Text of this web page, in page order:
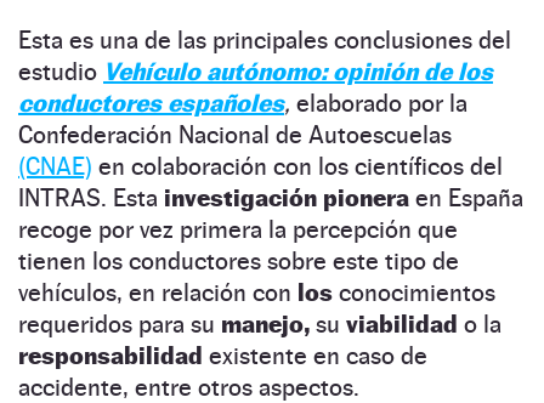
Esta es una de las principales conclusiones del
estudio Vehículo autónomo: opinión de los
conductores españoles, elaborado por la
Confederación Nacional de Autoescuelas
(CNAE) en colaboración con los científicos del
INTRAS. Esta investigación pionera en España
recoge por vez primera la percepción que
tienen los conductores sobre este tipo de
vehículos, en relación con los conocimientos
requeridos para su manejo, su viabilidad o la
responsabilidad existente en caso de
accidente, entre otros aspectos.